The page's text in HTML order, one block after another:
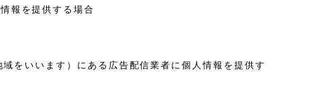
報を提供する場合
をいいます）にある広告配信業者に個人情報を提供す